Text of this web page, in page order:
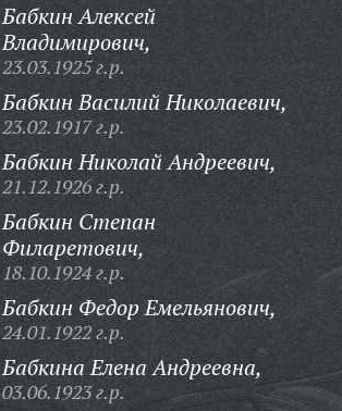
Бабкин Алексей
Владимирович,
23.03.1925 г.р.
Бабкин Василий Николаевич,
23.02.1917 г.р.
Бабкин Николай Андреевич,
21.12.1926 г.р.
Бабкин Степан
Филаретович,
18.10.1924 г.р.
Бабкин Федор Емельянович,
24.01.1922 г.р.
Бабкина Елена Андреевна,
03.06.1923 г.р.